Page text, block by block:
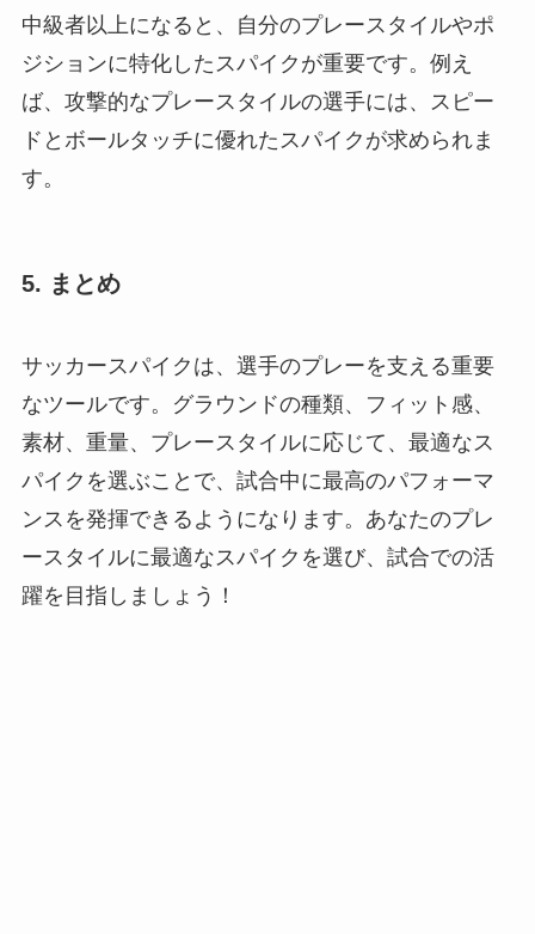
中級者以上になると、自分のプレースタイルやポ
ジションに特化したスパイクが重要です。例え
ば、攻撃的なプレースタイルの選手には、スピー
ドとボールタッチに優れたスパイクが求められま
す。
5. まとめ
サッカースパイクは、選手のプレーを支える重要
なツールです。グラウンドの種類、フィット感、
素材、重量、プレースタイルに応じて、最適なス
パイクを選ぶことで、試合中に最高のパフォーマ
ンスを発揮できるようになります。あなたのプレ
ースタイルに最適なスパイクを選び、試合での活
躍を目指しましょう！